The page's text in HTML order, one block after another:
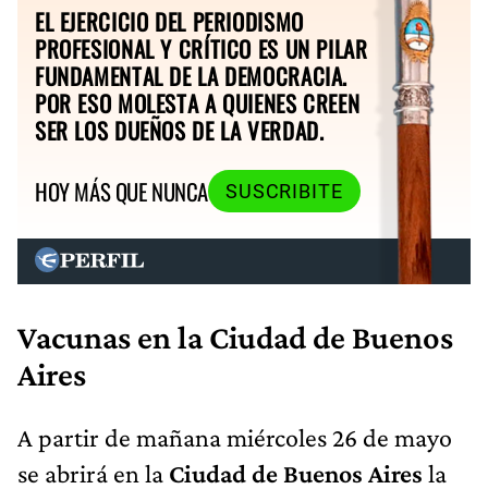
EL EJERCICIO DEL PERIODISMO
PROFESIONAL Y CRÍTICO ES UN PILAR
FUNDAMENTAL DE LA DEMOCRACIA.
POR ESO MOLESTA A QUIENES CREEN
SER LOS DUEÑOS DE LA VERDAD.
HOY MÁS QUE NUNCA
SUSCRIBITE
Vacunas en la Ciudad de Buenos
Aires
A partir de mañana miércoles 26 de mayo
se abrirá en la Ciudad de Buenos Aires la